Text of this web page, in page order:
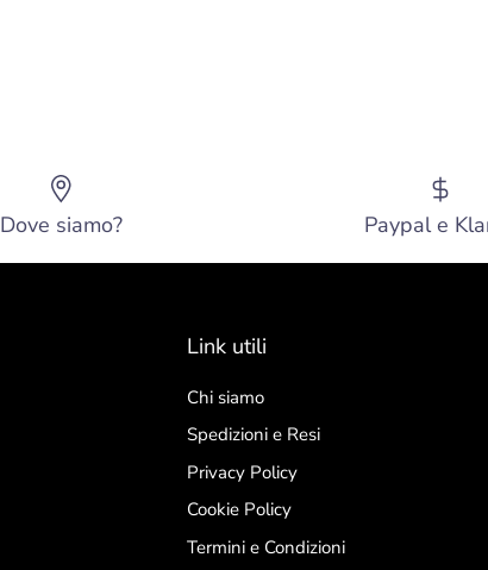
Dove siamo? Paypal e
Link utili
Chi siamo
Spedizioni e Resi
Privacy Policy
Cookie Policy
Termini e Condizioni